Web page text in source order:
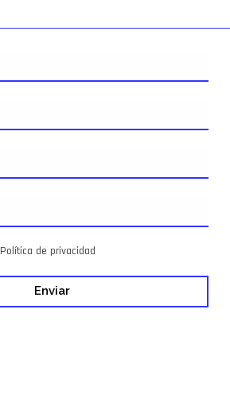
Política de privacidad
Enviar